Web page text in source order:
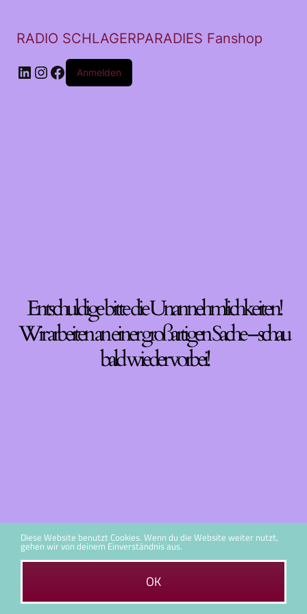
RADIO SCHLAGERPARADIES Fanshop
LinkedIn
Instagram
Facebook
Anmelden
Entschuldige bitte die Unannehmlichkeiten!
Wir arbeiten an einer großartigen Sache – schau
bald wieder vorbei!
Diese Website benutzt Cookies. Wenn du die Website weiter nutzt,
gehen wir von deinem Einverständnis aus.
OK